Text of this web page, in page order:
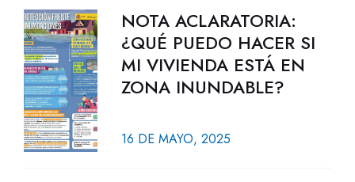
NOTA ACLARATORIA:
¿QUÉ PUEDO HACER SI
MI VIVIENDA ESTÁ EN
ZONA INUNDABLE?
16 DE MAYO, 2025